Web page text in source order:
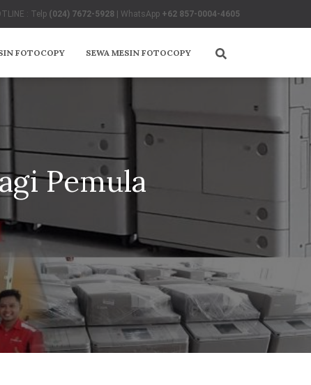
: Telp (024) 7672-5928 | WhatsApp +62 857-0004-4605
FOTOCOPY SEWA MESIN FOTOCOPY
Pemula